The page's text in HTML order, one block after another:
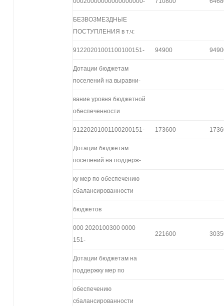
БЕЗВОЗМЕЗДНЫЕ
ПОСТУПЛЕНИЯ в т.ч:
91220201001100100151- 94900
Дотации бюджетам
поселений на выравни-
вание уровня бюджетной
обеспеченности
91220201001100200151- 173600
Дотации бюджетам
поселений на поддерж-
ку мер по обеспечению
сбалансированности
бюджетов
000 2020100300 0000
151-
221600
Дотации бюджетам на
поддержку мер по
обеспечению
сбалансированности